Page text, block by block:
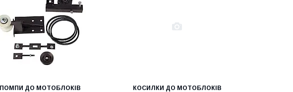
ПОМПИ ДО МОТОБЛОКІВ КОСИЛКИ ДО МОТОБЛОКІВ